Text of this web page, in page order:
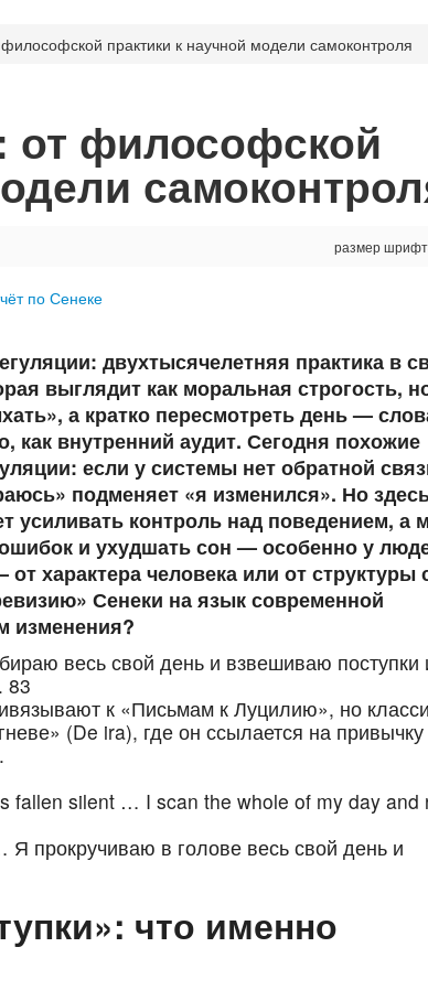
практики к научной модели самоконтроля
от философской
размер
двухтысячелетняя практика в
выглядит как моральная строгость,
а кратко пересмотреть день —
как внутренний аудит. Сегодня похожие
если у системы нет обратной
подменяет «я изменился». Но
усиливать контроль над поведением, а
и ухудшать сон — особенно у
характера человека или от структуры
Сенеки на язык современной
изменения?
весь свой день и взвешиваю поступки
83
к «Письмам к Луцилию», но
(De ira), где он ссылается на привычку
fallen silent … I scan the whole of my day and
прокручиваю в голове весь свой день и
что именно